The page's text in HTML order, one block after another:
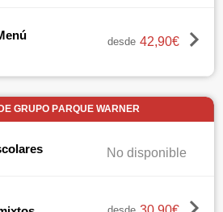
desde 42,90€
GRUPO PARQUE WARNER
No disponible